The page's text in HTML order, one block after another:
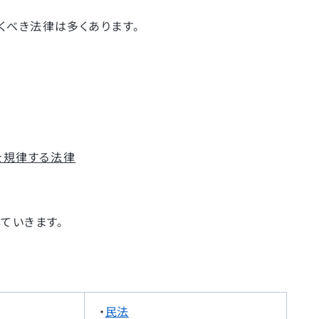
き法律は多くあります。
律する法律
いきます。
・ 民法